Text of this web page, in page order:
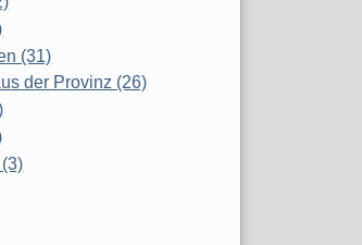
(31)
der Provinz (26)